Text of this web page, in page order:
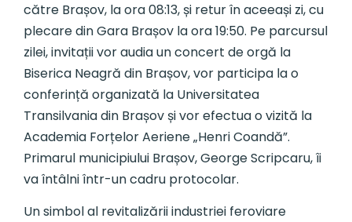
către Brașov, la ora 08:13, și retur în aceeași zi, cu
plecare din Gara Brașov la ora 19:50. Pe parcursul
zilei, invitații vor audia un concert de orgă la
Biserica Neagră din Brașov, vor participa la o
conferință organizată la Universitatea
Transilvania din Brașov și vor efectua o vizită la
Academia Forțelor Aeriene „Henri Coandă”.
Primarul municipiului Brașov, George Scripcaru, îi
va întâlni într-un cadru protocolar.
Un simbol al revitalizării industriei feroviare